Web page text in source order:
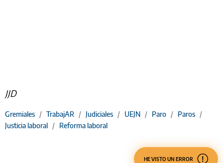
JJD
Gremiales / TrabajAR / Judiciales / UEJN / Paro / Paros /
Justicia laboral / Reforma laboral
HE VISTO UN ERROR